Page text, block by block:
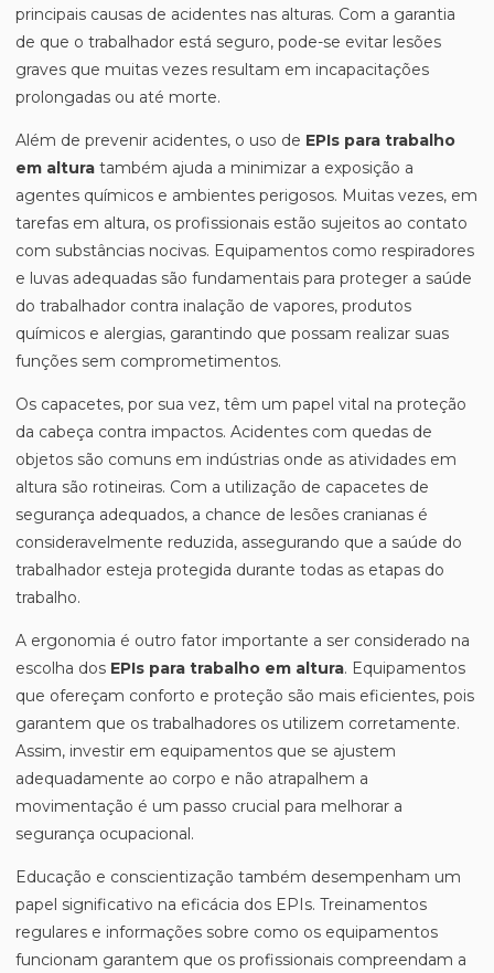
principais causas de acidentes nas alturas. Com a garantia
de que o trabalhador está seguro, pode-se evitar lesões
graves que muitas vezes resultam em incapacitações
prolongadas ou até morte.
Além de prevenir acidentes, o uso de EPIs para trabalho
em altura também ajuda a minimizar a exposição a
agentes químicos e ambientes perigosos. Muitas vezes, em
tarefas em altura, os profissionais estão sujeitos ao contato
com substâncias nocivas. Equipamentos como respiradores
e luvas adequadas são fundamentais para proteger a saúde
do trabalhador contra inalação de vapores, produtos
químicos e alergias, garantindo que possam realizar suas
funções sem comprometimentos.
Os capacetes, por sua vez, têm um papel vital na proteção
da cabeça contra impactos. Acidentes com quedas de
objetos são comuns em indústrias onde as atividades em
altura são rotineiras. Com a utilização de capacetes de
segurança adequados, a chance de lesões cranianas é
consideravelmente reduzida, assegurando que a saúde do
trabalhador esteja protegida durante todas as etapas do
trabalho.
A ergonomia é outro fator importante a ser considerado na
escolha dos EPIs para trabalho em altura. Equipamentos
que ofereçam conforto e proteção são mais eficientes, pois
garantem que os trabalhadores os utilizem corretamente.
Assim, investir em equipamentos que se ajustem
adequadamente ao corpo e não atrapalhem a
movimentação é um passo crucial para melhorar a
segurança ocupacional.
Educação e conscientização também desempenham um
papel significativo na eficácia dos EPIs. Treinamentos
regulares e informações sobre como os equipamentos
funcionam garantem que os profissionais compreendam a